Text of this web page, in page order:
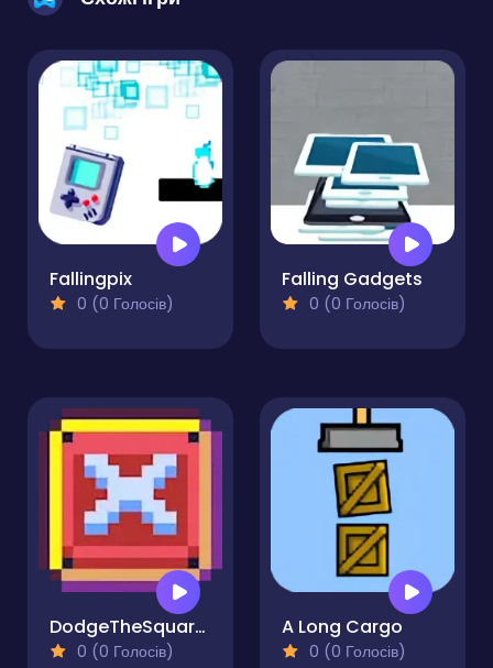
Fallingpix
0 (0 Голосів)
Falling Gadgets
0 (0 Голосів)
DodgeTheSquares
0 (0 Голосів)
A Long Cargo
0 (0 Голосів)